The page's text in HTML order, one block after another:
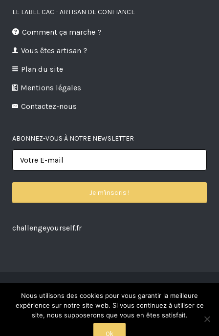
LE LABEL CAC - ARTISAN DE CONFIANCE
Comment ça marche ?
Vous êtes artisan ?
Plan du site
Mentions légales
Contactez-nous
ABONNEZ-VOUS À NOTRE NEWSLETTER
challengeyourself.fr
© 2026 Artisan de Confiance. Tous droits réservés. Une réalisation
Alexandre Ionoff.
Nous utilisons des cookies pour vous garantir la meilleure
expérience sur notre site web. Si vous continuez à utiliser ce
site, nous supposerons que vous en êtes satisfait.
Ok